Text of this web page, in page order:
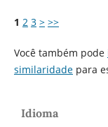
1 2 3 > >>
Você também pode
similaridadepara
Idioma